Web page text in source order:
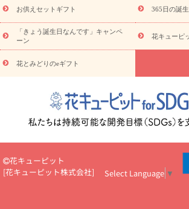
ド
お花の種類 トルコキキョ
お祝い お祝い・3000円～ お祝い・
5000円～
お祝い・7000円～ お祝い・
悔やみ
円～
お供え・お悔やみ・
読み物
いのマナー
定年退職祝いのマナー
お祝い
花キューピットのお祝いコラム一覧
彩心理学」で選ぶ方法
結婚祝いの予算相場
ール
新築引っ越し祝いコラム お祝い花の
場上司や先輩へ贈るお祝い花の正解は？
開店
お供えセットギフト 365日の誕
「きょう誕生日なんです」キャンペ
ーン
花キューピ
花とみどりのeギフト
花キューピット
[花キューピット株式会社] Select Language ▼